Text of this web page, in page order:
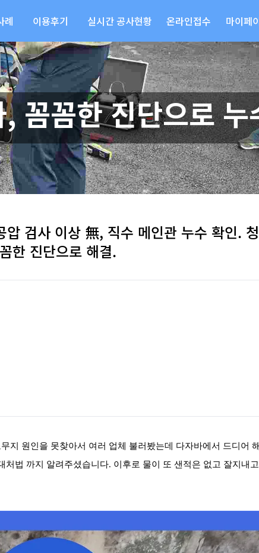
례 이용후기 실시간 공사현황 온라인접수 마이페
꼼꼼한 진단으로 누
검사 이상 無, 직수 메인관 누수 확인.
한 진단으로 해결.
무지 원인을 못찾아서 여러 업체 불러봤는데 다자바에서 드디어
처법 까지 알려주셨습니다. 이후로 물이 또 샌적은 없고 잘지내